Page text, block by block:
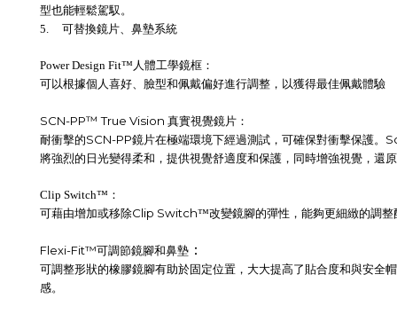
型也能輕鬆駕馭。
5. 可替換鏡片、鼻墊系統
Power Design Fit™人體工學鏡框：
可以根據個人喜好、臉型和佩戴偏好進行調整，以獲得最佳佩戴體驗
SCN-PP™ True Vision 真實視覺鏡片：
耐衝擊的SCN-PP鏡片在極端環境下經過測試，可確保對衝擊保護。
將強烈的日光變得柔和，提供視覺舒適度和保護，同時增強視覺，還
Clip Switch™：
可藉由增加或移除Clip Switch™改變鏡腳的彈性，能夠更細緻的調整
Flexi-Fit™可調節鏡腳和鼻墊 ：
可調整形狀的橡膠鏡腳有助於固定位置，大大提高了貼合度和與安全
感。